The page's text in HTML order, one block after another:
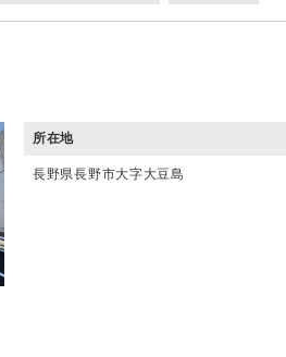
所在地
長野県長野市大字大豆島